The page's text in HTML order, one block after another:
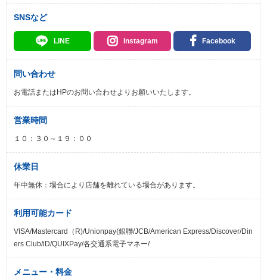
SNSなど
LINE Instagram Facebook
問い合わせ
お電話またはHPのお問い合わせよりお願いいたします。
営業時間
１０：３０～１９：００
休業日
年中無休：場合により店舗を離れている場合があります。
利用可能カード
VISA/Mastercard（R)/Unionpay(銀聯/JCB/American Express/Discover/Din
ers Club/iD/QUIXPay/各交通系電子マネー/
メニュー・料金